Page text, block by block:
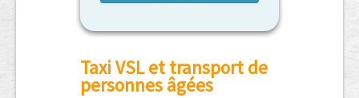
Taxi VSL et transport de
personnes âgées